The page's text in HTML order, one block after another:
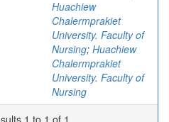
Huachiew
Chalermprakiet
University. Faculty of
Nursing; Huachiew
Chalermprakiet
University. Faculty of
Nursing
1 to 1 of 1